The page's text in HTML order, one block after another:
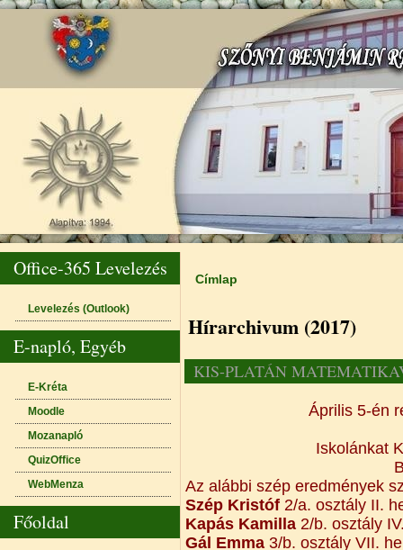
Office-365 Levelezés
Levelezés (Outlook)
E-napló, Egyéb
E-Kréta
Moodle
Mozanapló
QuizOffice
WebMenza
Főoldal
Jelenlegi hely
Címlap
Hírarchivum (2017)
KIS-PLATÁN
Április 5-én
Iskolánkat
Az alábbi szép eredmények
Szép Kristóf 2/a. osztály II.
Kapás Kamilla 2/b. osztály
Gál Emma 3/b. osztály VII.